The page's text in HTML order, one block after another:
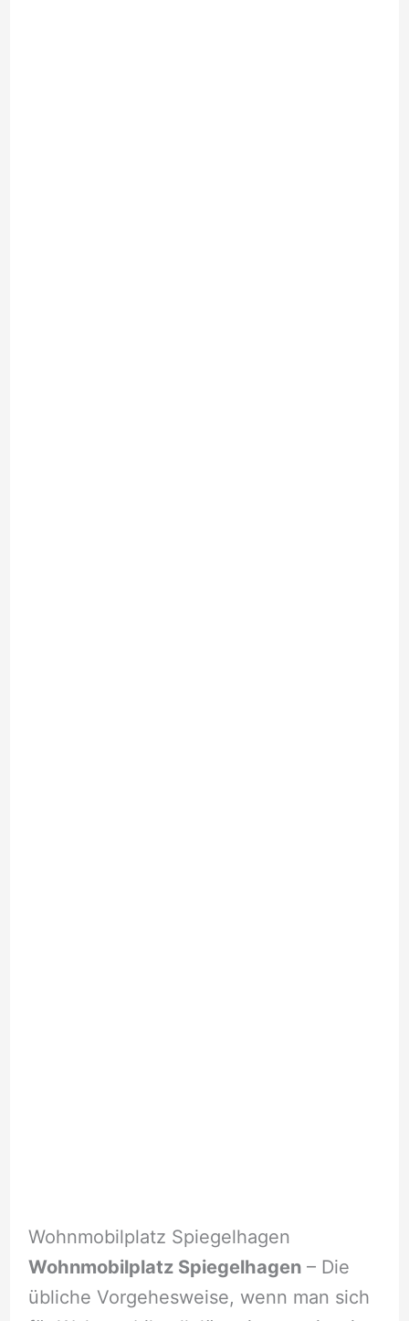
Wohnmobilplatz Spiegelhagen
Wohnmobilplatz Spiegelhagen– Die
übliche Vorgehesweise, wenn man sich